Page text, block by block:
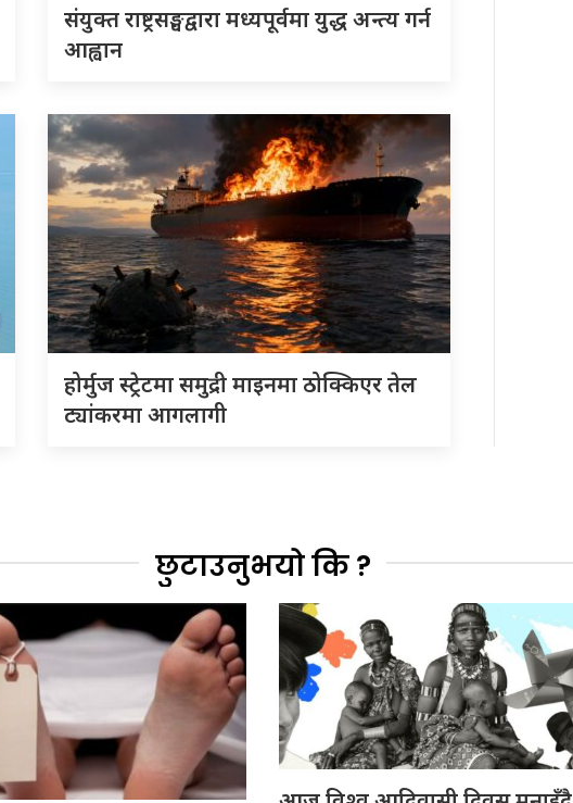
संयुक्त राष्ट्रसङ्घद्वारा मध्यपूर्वमा युद्ध अन्त्य गर्न
आह्वान
होर्मुज स्ट्रेटमा समुद्री माइनमा ठोक्किएर तेल
ट्यांकरमा आगलागी
छुटाउनुभयो कि ?